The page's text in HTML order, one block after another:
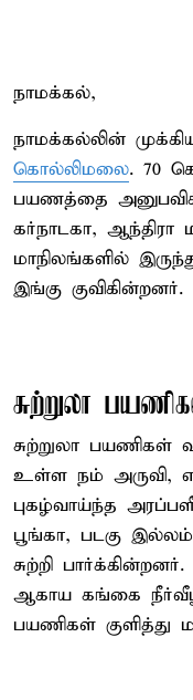
நாமக்கல்,
நாமக்கல்லின்
கொல்லிமலை. 70
பயணத்தை
கர்நாடகா, ஆந்திரா
மாநிலங்களில்
இங்கு குவிகின்றனர்.
சுற்றுலா
சுற்றுலா பயணிகள்
உள்ள நம் அருவி,
புகழ்வாய்ந்த
பூங்கா, படகு
சுற்றி
ஆகாய கங்கை
பயணிகள் குளித்து